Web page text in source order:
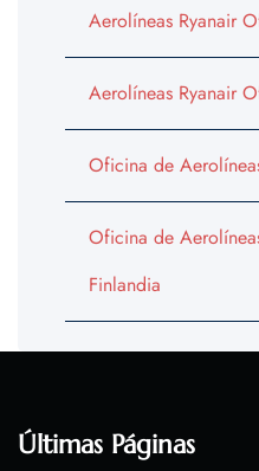
Aerolíneas Ryanair
Aerolíneas Ryanair
Oficina de
Oficina de
Finlandia
Últimas Páginas